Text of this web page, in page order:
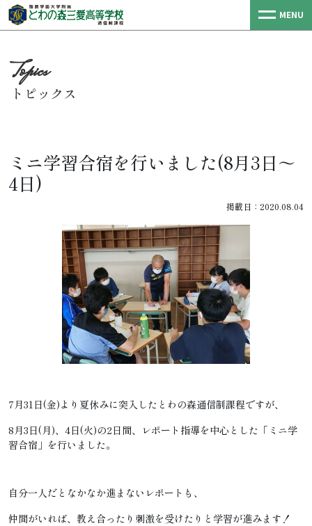
MENU
トピックス
ミニ学習合宿を行いました(8月3日～
4日)
掲載日：2020.08.04
7月31日(金)より夏休みに突入したとわの森通信制課程ですが、
8月3日(月)、4日(火)の2日間、レポート指導を中心とした「ミニ学
習合宿」を行いました。
自分一人だとなかなか進まないレポートも、
仲間がいれば、教え合ったり刺激を受けたりと学習が進みます！